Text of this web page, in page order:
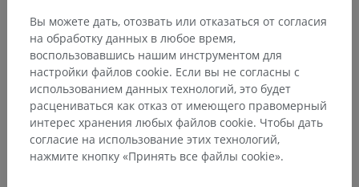
Заметили ошибку?
Не стесняйтесь предложить поправку, свою версию
перевода или решение по улучшению контента.
Сообщить об ошибке
Вы можете дать, отозвать или отказаться от согласия
на обработку данных в любое время,
воспользовавшись нашим инструментом для
настройки файлов cookie. Если вы не согласны с
использованием данных технологий, это будет
расцениваться как отказ от имеющего правомерный
интерес хранения любых файлов cookie. Чтобы дать
согласие на использование этих технологий,
нажмите кнопку «Принять все файлы cookie».